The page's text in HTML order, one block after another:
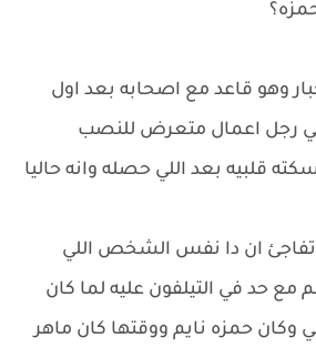
وهو قاعد مع اصحابه بعد اول
رجل اعمال متعرض للنصب
قلبيه بعد اللي حصله وانه حاليا
ان دا نفس الشخص اللي
مع حد في التيلفون عليه لما كان
حمزه نايم ووقتها كان ماهر